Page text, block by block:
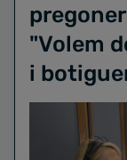
"Volem
i